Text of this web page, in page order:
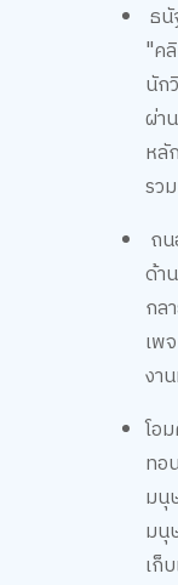
ธนั
"ค
นัก
ผ่า
หลั
รว
ถน
ด้า
กล
เพจ
งา
โอ
ทอ
มนุ
มนุ
เก็